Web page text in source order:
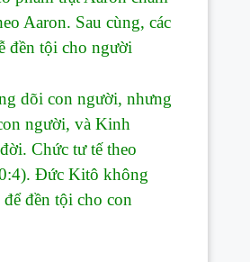
Aaron. Sau cùng, các
đền tội cho người
dõi con người, nhưng
người, và Kinh
Chức tư tế theo
Đức Kitô không
đền tội cho con